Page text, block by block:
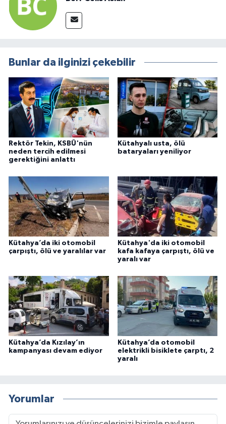
Bunlar da ilginizi çekebilir
Rektör Tekin, KSBÜ'nün
neden tercih edilmesi
gerektiğini anlattı
Kütahyalı usta, ölü
bataryaları yeniliyor
Kütahya’da iki otomobil
çarpıştı, ölü ve yaralılar var
Kütahya'da iki otomobil
kafa kafaya çarpıştı, ölü ve
yaralı var
Kütahya’da Kızılay’ın
kampanyası devam ediyor
Kütahya’da otomobil
elektrikli bisiklete çarptı, 2
yaralı
Yorumlar